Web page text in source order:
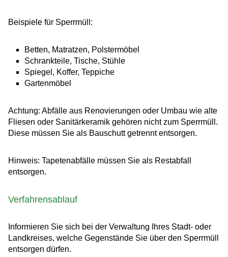
Beispiele für Sperrmüll:
Betten, Matratzen, Polstermöbel
Schrankteile, Tische, Stühle
Spiegel, Koffer, Teppiche
Gartenmöbel
Achtung: Abfälle aus Renovierungen oder Umbau wie alte
Fliesen oder Sanitärkeramik gehören nicht zum Sperrmüll.
Diese müssen Sie als Bauschutt getrennt entsorgen.
Hinweis: Tapetenabfälle müssen Sie als Restabfall
entsorgen.
Verfahrensablauf
Informieren Sie sich bei der Verwaltung Ihres Stadt- oder
Landkreises, welche Gegenstände Sie über den Sperrmüll
entsorgen dürfen.